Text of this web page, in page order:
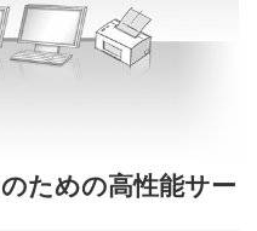
ための高性能サー